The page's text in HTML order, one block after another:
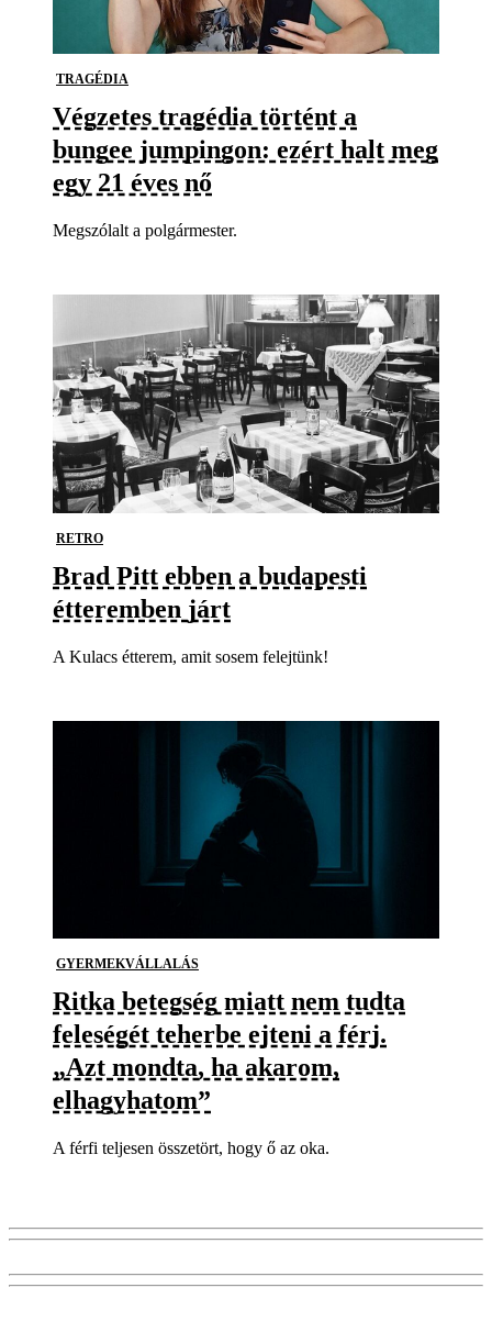
TRAGÉDIA
Végzetes tragédia történt a
bungee jumpingon: ezért halt meg
egy 21 éves nő
Megszólalt a polgármester.
RETRO
Brad Pitt ebben a budapesti
étteremben járt
A Kulacs étterem, amit sosem felejtünk!
GYERMEKVÁLLALÁS
Ritka betegség miatt nem tudta
feleségét teherbe ejteni a férj.
„Azt mondta, ha akarom,
elhagyhatom”
A férfi teljesen összetört, hogy ő az oka.